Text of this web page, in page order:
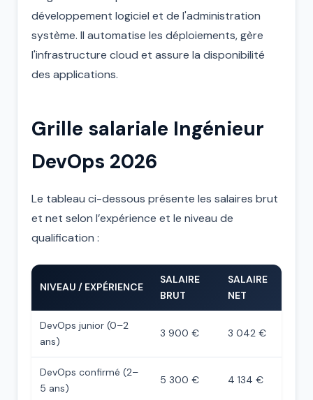
développement logiciel et de l'administration
système. Il automatise les déploiements, gère
l'infrastructure cloud et assure la disponibilité
des applications.
Grille salariale Ingénieur
DevOps 2026
Le tableau ci-dessous présente les salaires brut
et net selon l’expérience et le niveau de
qualification :
NIVEAU / EXPÉRIENCE
SALAIRE
BRUT
SALAIRE
NET
DevOps junior (0–2
ans)
3 900 € 3 042 €
DevOps confirmé (2–
5 ans)
5 300 € 4 134 €